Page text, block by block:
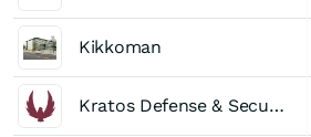
Kikkoman
Kratos Defense & Security Solutions